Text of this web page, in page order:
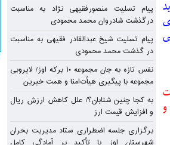
۵/۸/۹۴ ساعت
و
پیام تسلیت منصورفقیهی نژاد به مناسبت
درگذشت شادروان محمد محمودی
پیام تسلیت شیخ عبدالقادر فقیهی به مناسبت
در گذشت محمد محمودی
نفس تازه به جان مجموعه ۱۰ برکه اوز/ لایروبی
مجموعه با پیگیری هیأت‌امنا و همت خیرین
به کجا چنین شتابان؟/ علل کاهش ارزش ریال
و افزایش قیمت ارز
برگزاری جلسه اضطراری ستاد مدیریت بحران
شهرستان اوز با تأکید بر آمادگی کامل